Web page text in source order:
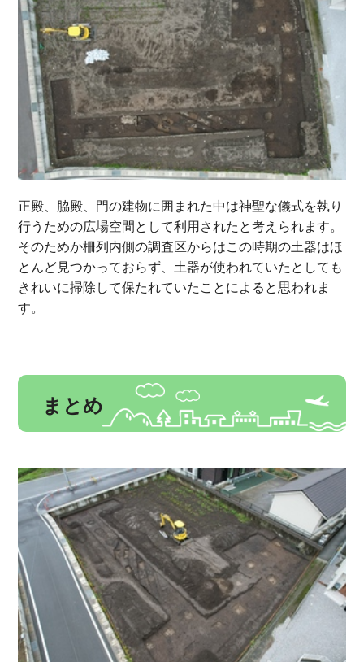
正殿、脇殿、門の建物に囲まれた中は神聖な儀式を執り
行うための広場空間として利用されたと考えられます。
そのためか柵列内側の調査区からはこの時期の土器はほ
とんど見つかっておらず、土器が使われていたとしても
きれいに掃除して保たれていたことによると思われま
す。
まとめ